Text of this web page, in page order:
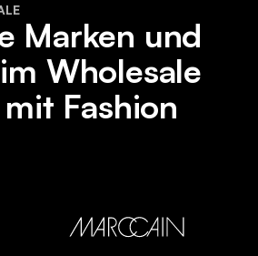
Marken und
Wholesale
Fashion